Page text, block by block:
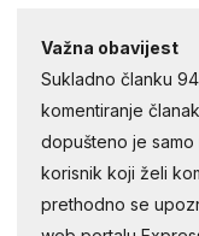
Važna obavijest
Sukladno članku
komentiranje
dopušteno je samo
korisnik koji želi
prethodno se